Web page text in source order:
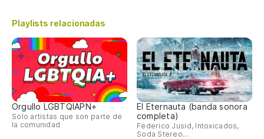
Playlists relacionadas
Orgullo LGBTQIAPN+
Solo artistas que son parte de
la comunidad
El Eternauta (banda sonora
completa)
Federico Jusid, Intoxicados,
Soda Stereo...